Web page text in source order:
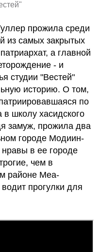
прожила среди
из самых закрытых
а главной
- и
студии "Вестей"
историю. О том,
по
школу хасидского
замуж, прожила два
городе Модиин-
в ее городе
чем в
районе Меа-
прогулки для